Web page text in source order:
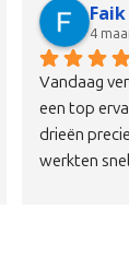
Kea
6
Removers
netjes en
aardige
bevelen